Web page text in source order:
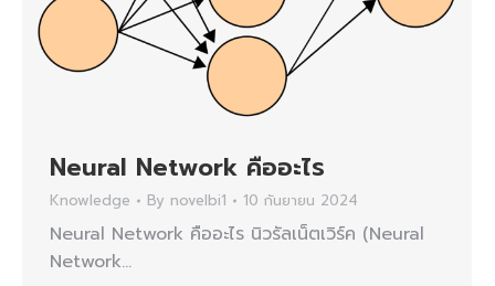
Neural Network คืออะไร
Knowledge By novelbi1 10 กันยายน 2024
Neural Network คืออะไร นิวรัลเน็ตเวิร์ค (Neural
Network…